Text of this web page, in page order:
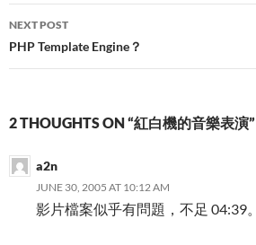
NEXT POST
PHP Template Engine？
2 THOUGHTS ON “紅白機的音樂表演”
a2n
JUNE 30, 2005 AT 10:12 AM
影片檔案似乎有問題，不足 04:39。